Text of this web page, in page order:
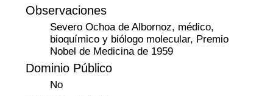
Observaciones
Severo Ochoa de Albornoz, médico,
bioquímico y biólogo molecular, Premio
Nobel de Medicina de 1959
Dominio Público
No